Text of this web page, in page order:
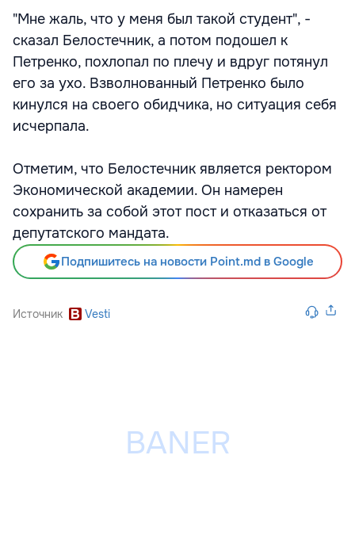
"Мне жаль, что у меня был такой студент", -
сказал Белостечник, а потом подошел к
Петренко, похлопал по плечу и вдруг потянул
его за ухо. Взволнованный Петренко было
кинулся на своего обидчика, но ситуация себя
исчерпала.
Отметим, что Белостечник является ректором
Экономической академии. Он намерен
сохранить за собой этот пост и отказаться от
депутатского мандата.
Подпишитесь на новости Point.md в Google
Источник Vesti